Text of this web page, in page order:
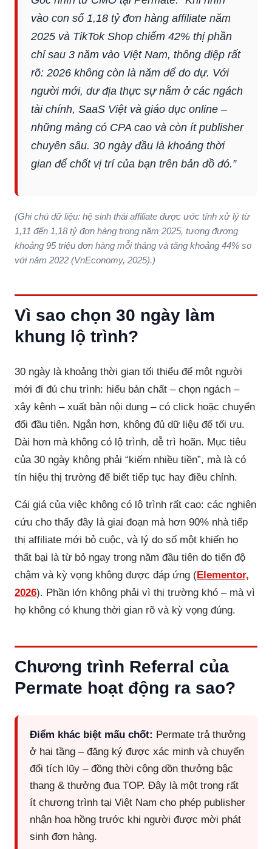
vào con số 1,18 tỷ đơn hàng affiliate năm
2025 và TikTok Shop chiếm 42% thị phần
chỉ sau 3 năm vào Việt Nam, thông điệp rất
rõ: 2026 không còn là năm để do dự. Với
người mới, dư địa thực sự nằm ở các ngách
tài chính, SaaS Việt và giáo dục online –
những mảng có CPA cao và còn ít publisher
chuyên sâu. 30 ngày đầu là khoảng thời
gian để chốt vị trí của bạn trên bản đồ đó.”
(Ghi chú dữ liệu: hệ sinh thái affiliate được ước tính xử lý từ
1,11 đến 1,18 tỷ đơn hàng trong năm 2025, tương đương
khoảng 95 triệu đơn hàng mỗi tháng và tăng khoảng 44% so
với năm 2022 (VnEconomy, 2025).)
Vì sao chọn 30 ngày làm
khung lộ trình?
30 ngày là khoảng thời gian tối thiểu để một người
mới đi đủ chu trình: hiểu bản chất – chọn ngách –
xây kênh – xuất bản nội dung – có click hoặc chuyển
đổi đầu tiên. Ngắn hơn, không đủ dữ liệu để tối ưu.
Dài hơn mà không có lộ trình, dễ trì hoãn. Mục tiêu
của 30 ngày không phải “kiếm nhiều tiền”, mà là có
tín hiệu thị trường để biết tiếp tục hay điều chỉnh.
Cái giá của việc không có lộ trình rất cao: các nghiên
cứu cho thấy đây là giai đoạn mà hơn 90% nhà tiếp
thị affiliate mới bỏ cuộc, và lý do số một khiến họ
thất bại là từ bỏ ngay trong năm đầu tiên do tiến độ
chậm và kỳ vọng không được đáp ứng (Elementor,
2026). Phần lớn không phải vì thị trường khó – mà vì
họ không có khung thời gian rõ và kỳ vọng đúng.
Chương trình Referral của
Permate hoạt động ra sao?
Điểm khác biệt mấu chốt: Permate trả thưởng
ở hai tầng – đăng ký được xác minh và chuyển
đổi tích lũy – đồng thời cộng dồn thưởng bậc
thang & thưởng đua TOP. Đây là một trong rất
ít chương trình tại Việt Nam cho phép publisher
nhận hoa hồng trước khi người được mời phát
sinh đơn hàng.